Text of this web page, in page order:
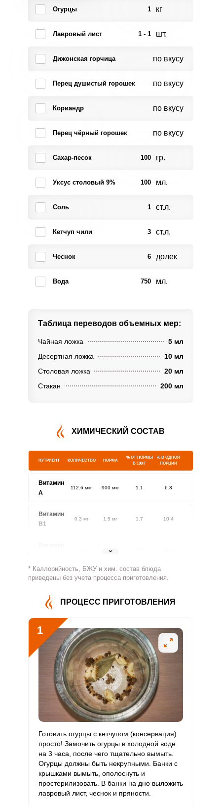
Огурцы 1 кг
Лавровый лист 1 - 1 шт.
Дижонская горчица по вкусу
Перец душистый горошек по вкусу
Кориандр по вкусу
Перец чёрный горошек по вкусу
Сахар-песок 100 гр.
Уксус столовый 9% 100 мл.
Соль 1 ст.л.
Кетчуп чили 3 ст.л.
Чеснок 6 долек
Вода 750 мл.
Таблица переводов объемных мер:
Чайная ложка
5 мл
Десертная ложка
10 мл
Столовая ложка
20 мл
Стакан
200 мл
ХИМИЧЕСКИЙ СОСТАВ
НУТРИЕНТ КОЛИЧЕСТВО НОРМА
% ОТ НОРМЫ
В 100 Г
% В ОДНОЙ
ПОРЦИИ
Витамин
A
112.6 мкг 900 мкг 1.1 6.3
Витамин
В1
0.3 мг 1.5 мг 1.7 10.4
1.8 мг
Витамин
61.6 мг 500 мг 1 6.2
Витамин
В5
Витамин
В6
0.5 мг 2 мг 2.2 13
Витамин
44.8 мкг 400 мкг 0.9
Витамин
0 3 мкг 0
Витамин
С
102.7 мкг 90 мкг 9.6 57
Витамин
D
Витамин
* Каллорийность, БЖУ и хим. состав блюда
приведены без учета процесса приготовления.
ПРОЦЕСС ПРИГОТОВЛЕНИЯ
1
Готовить огурцы с кетчупом (консервация)
просто! Замочить огурцы в холодной воде
на 3 часа, после чего тщательно вымыть.
Огурцы должны быть некрупными. Банки с
крышками вымыть, ополоснуть и
простерилизовать. В банки на дно выложить
лавровый лист, чеснок и пряности.